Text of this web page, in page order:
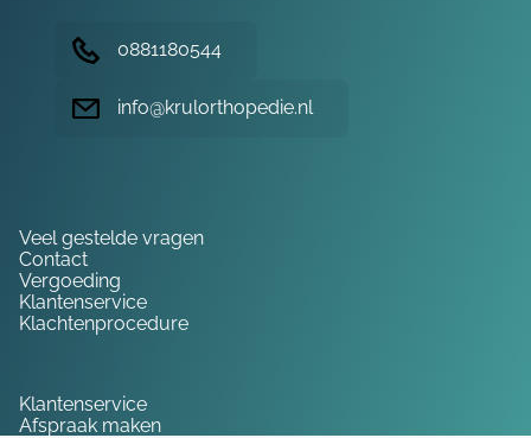
0881180544
info@krulorthopedie.nl
Veel gestelde vragen
Contact
Vergoeding
Klantenservice
Klachtenprocedure
Klantenservice
Afspraak maken